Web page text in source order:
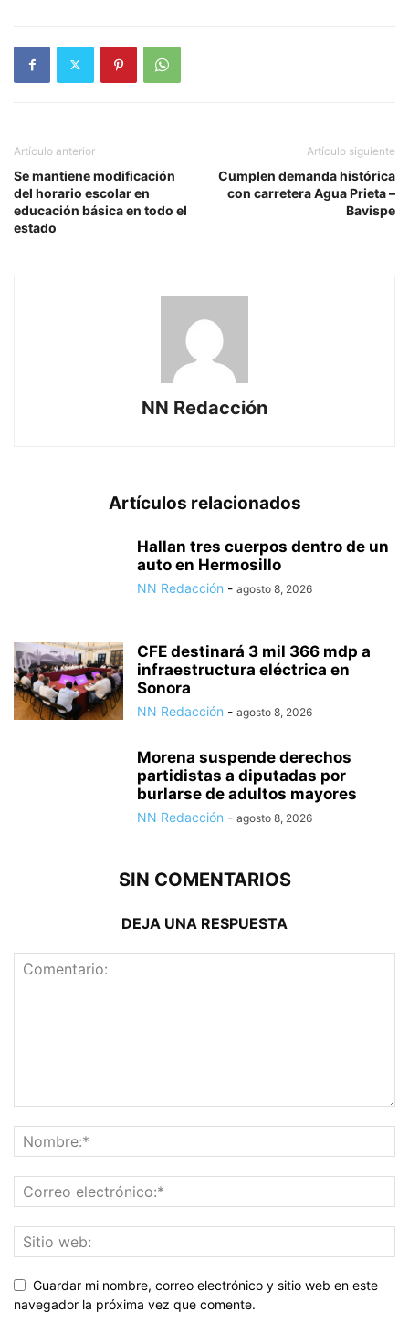
Artículo anterior
Se mantiene modificación
del horario escolar en
educación básica en todo el
estado
Artículo siguiente
Cumplen demanda histórica
con carretera Agua Prieta –
Bavispe
NN Redacción
Artículos relacionados
Hallan tres cuerpos dentro de un
auto en Hermosillo
NN Redacción - agosto 8, 2026
CFE destinará 3 mil 366 mdp a
infraestructura eléctrica en
Sonora
NN Redacción - agosto 8, 2026
Morena suspende derechos
partidistas a diputadas por
burlarse de adultos mayores
NN Redacción - agosto 8, 2026
SIN COMENTARIOS
DEJA UNA RESPUESTA
Guardar mi nombre, correo electrónico y sitio web en este
navegador la próxima vez que comente.